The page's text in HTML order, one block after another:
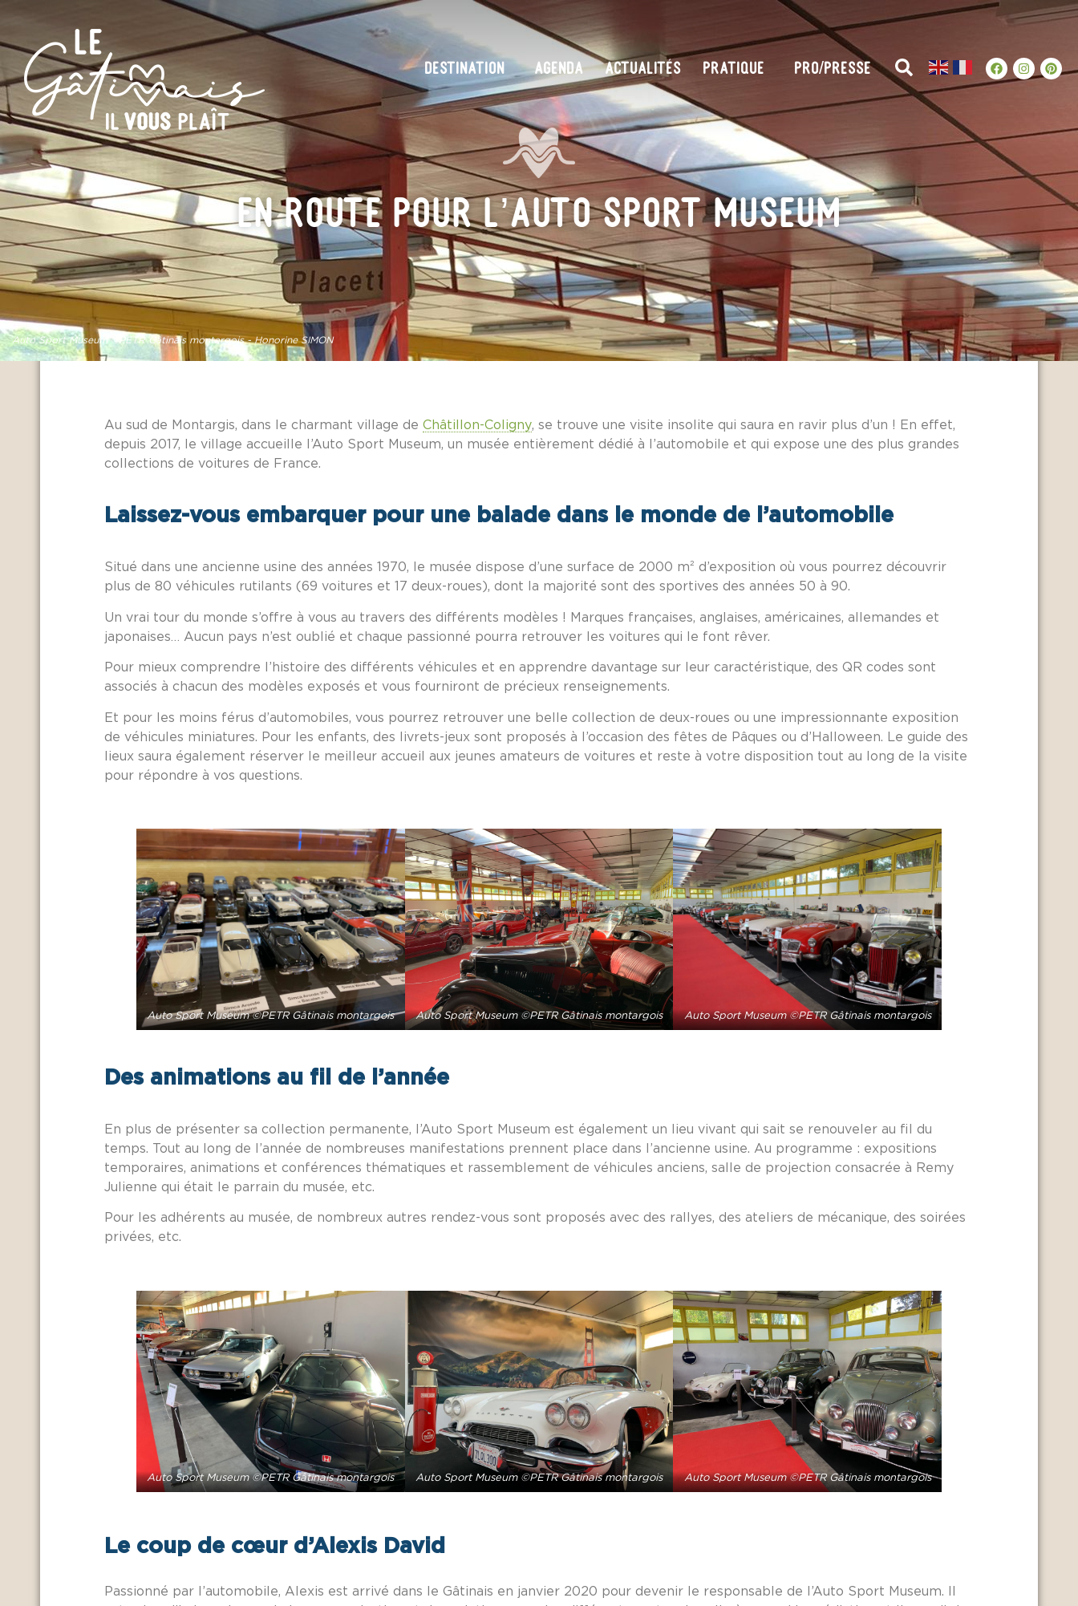
DESTINATION AGENDA ACTUALITÉS PRATIQUE PRO/PRESSE
En route pour l’Auto Sport Museum
Crédits photos : x
Auto Sport Museum ©PETR Gâtinais montargois - Honorine SIMON
Au sud de Montargis, dans le charmant village de Châtillon-Coligny, se trouve une visite insolite qui saura en ravir plus d’un ! En effet,
depuis 2017, le village accueille l’Auto Sport Museum, un musée entièrement dédié à l’automobile et qui expose une des plus grandes
collections de voitures de France.
Laissez-vous embarquer pour une balade dans le monde de l’automobile
Situé dans une ancienne usine des années 1970, le musée dispose d’une surface de 2000 m² d’exposition où vous pourrez découvrir
plus de 80 véhicules rutilants (69 voitures et 17 deux-roues), dont la majorité sont des sportives des années 50 à 90.
Un vrai tour du monde s’offre à vous au travers des différents modèles ! Marques françaises, anglaises, américaines, allemandes et
japonaises… Aucun pays n’est oublié et chaque passionné pourra retrouver les voitures qui le font rêver.
Pour mieux comprendre l’histoire des différents véhicules et en apprendre davantage sur leur caractéristique, des QR codes sont
associés à chacun des modèles exposés et vous fourniront de précieux renseignements.
Et pour les moins férus d’automobiles, vous pourrez retrouver une belle collection de deux-roues ou une impressionnante exposition
de véhicules miniatures. Pour les enfants, des livrets-jeux sont proposés à l’occasion des fêtes de Pâques ou d’Halloween. Le guide des
lieux saura également réserver le meilleur accueil aux jeunes amateurs de voitures et reste à votre disposition tout au long de la visite
pour répondre à vos questions.
Auto Sport Museum ©PETR Gâtinais montargois Auto Sport Museum ©PETR Gâtinais montargois Auto Sport Museum ©PETR Gâtinais montargois
Des animations au fil de l’année
En plus de présenter sa collection permanente, l’Auto Sport Museum est également un lieu vivant qui sait se renouveler au fil du
temps. Tout au long de l’année de nombreuses manifestations prennent place dans l’ancienne usine. Au programme : expositions
temporaires, animations et conférences thématiques et rassemblement de véhicules anciens, salle de projection consacrée à Remy
Julienne qui était le parrain du musée, etc.
Pour les adhérents au musée, de nombreux autres rendez-vous sont proposés avec des rallyes, des ateliers de mécanique, des soirées
privées, etc.
Auto Sport Museum ©PETR Gâtinais montargois Auto Sport Museum ©PETR Gâtinais montargois Auto Sport Museum ©PETR Gâtinais montargois
Le coup de cœur d’Alexis David
Passionné par l’automobile, Alexis est arrivé dans le Gâtinais en janvier 2020 pour devenir le responsable de l’Auto Sport Museum. Il